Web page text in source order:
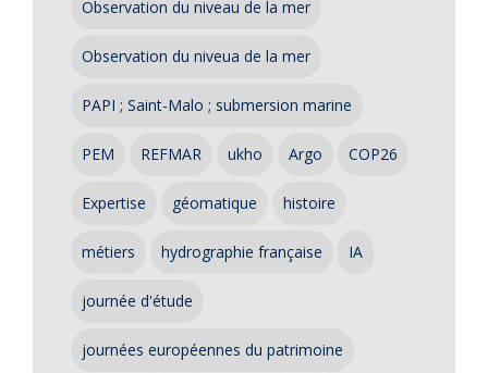
Observation du niveau de la mer
Observation du niveua de la mer
PAPI ; Saint-Malo ; submersion marine
PEM REFMAR ukho Argo COP26
Expertise géomatique histoire
métiers hydrographie française IA
journée d'étude
journées européennes du patrimoine